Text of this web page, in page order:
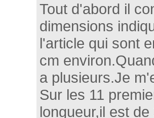
Tout d'abord il
dimensions
l'article qui sont
cm
a plusieurs.Je
Sur les 11
longueur,il est